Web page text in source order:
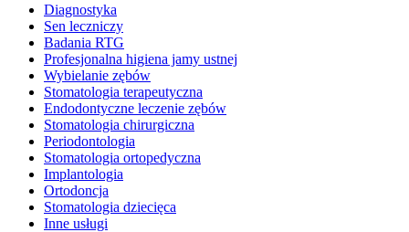
Diagnostyka
Sen leczniczy
Badania RTG
Profesjonalna higiena jamy ustnej
Wybielanie zębów
Stomatologia terapeutyczna
Endodontyczne leczenie zębów
Stomatologia chirurgiczna
Periodontologia
Stomatologia ortopedyczna
Implantologia
Ortodoncja
Stomatologia dziecięca
Inne usługi